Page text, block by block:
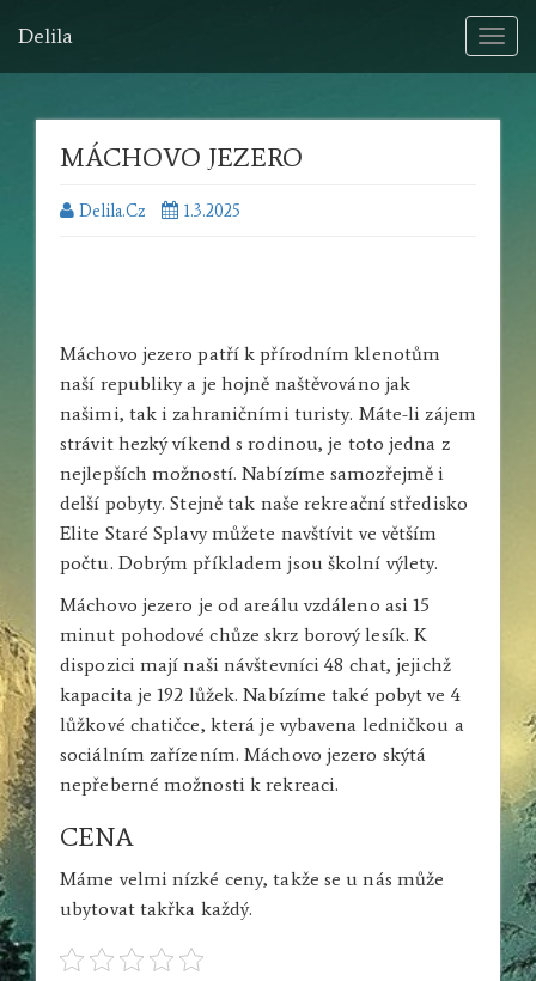
Delila
MÁCHOVO JEZERO
Delila.cz 1.3.2025
Máchovo jezero patří k přírodním klenotům
naší republiky a je hojně naštěvováno jak
našimi, tak i zahraničními turisty. Máte-li zájem
strávit hezký víkend s rodinou, je toto jedna z
nejlepších možností. Nabízíme samozřejmě i
delší pobyty. Stejně tak naše rekreační středisko
Elite Staré Splavy můžete navštívit ve větším
počtu. Dobrým příkladem jsou školní výlety.
Máchovo jezero je od areálu vzdáleno asi 15
minut pohodové chůze skrz borový lesík. K
dispozici mají naši návštevníci 48 chat, jejichž
kapacita je 192 lůžek. Nabízíme také pobyt ve 4
lůžkové chatičce, která je vybavena ledničkou a
sociálním zařízením. Máchovo jezero skýtá
nepřeberné možnosti k rekreaci.
CENA
Máme velmi nízké ceny, takže se u nás může
ubytovat takřka každý.